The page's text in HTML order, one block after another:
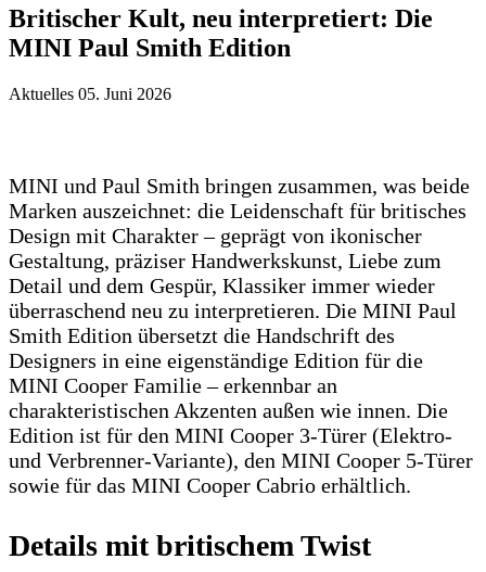
Britischer Kult, neu interpretiert: Die
MINI Paul Smith Edition
Aktuelles 05. Juni 2026
MINI und Paul Smith bringen zusammen, was beide
Marken auszeichnet: die Leidenschaft für britisches
Design mit Charakter – geprägt von ikonischer
Gestaltung, präziser Handwerkskunst, Liebe zum
Detail und dem Gespür, Klassiker immer wieder
überraschend neu zu interpretieren. Die MINI Paul
Smith Edition übersetzt die Handschrift des
Designers in eine eigenständige Edition für die
MINI Cooper Familie – erkennbar an
charakteristischen Akzenten außen wie innen. Die
Edition ist für den MINI Cooper 3-Türer (Elektro-
und Verbrenner-Variante), den MINI Cooper 5-Türer
sowie für das MINI Cooper Cabrio erhältlich.
Details mit britischem Twist